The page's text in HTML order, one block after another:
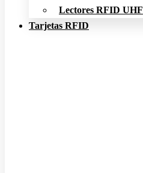
Lectores RFID UHF
Tarjetas RFID